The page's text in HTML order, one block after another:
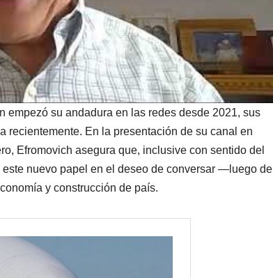
empezó su andadura en las redes desde 2021, sus
recientemente. En la presentación de su canal en
Efromovich asegura que, inclusive con sentido del
este nuevo papel en el deseo de conversar —luego de
y construcción de país.